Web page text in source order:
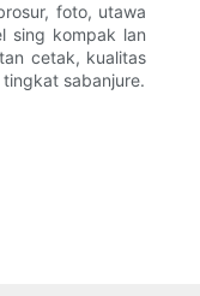
foto, utawa
sing kompak lan
cetak, kualitas
sabanjure.